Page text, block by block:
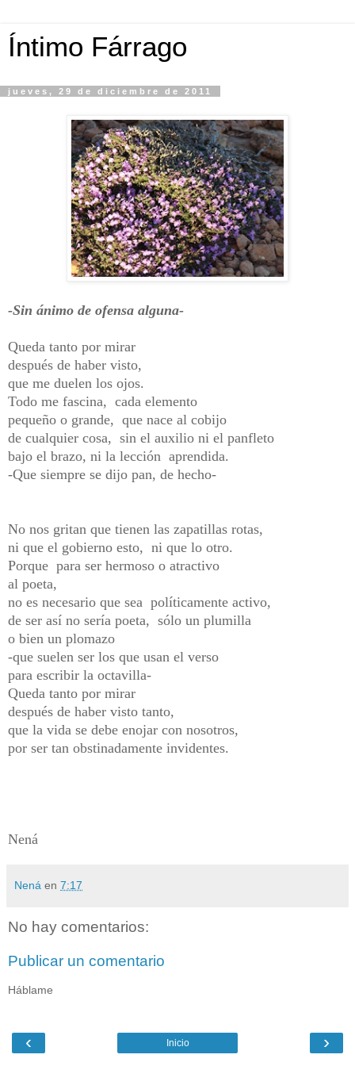
Íntimo Fárrago
jueves, 29 de diciembre de 2011
-Sin ánimo de ofensa alguna-
Queda tanto por mirar
después de haber visto,
que me duelen los ojos.
Todo me fascina, cada elemento
pequeño o grande, que nace al cobijo
de cualquier cosa, sin el auxilio ni el panfleto
bajo el brazo, ni la lección aprendida.
-Que siempre se dijo pan, de hecho-
No nos gritan que tienen las zapatillas rotas,
ni que el gobierno esto, ni que lo otro.
Porque para ser hermoso o atractivo
al poeta,
no es necesario que sea políticamente activo,
de ser así no sería poeta, sólo un plumilla
o bien un plomazo
-que suelen ser los que usan el verso
para escribir la octavilla-
Queda tanto por mirar
después de haber visto tanto,
que la vida se debe enojar con nosotros,
por ser tan obstinadamente invidentes.
Nená
Nená en 7:17
No hay comentarios:
Publicar un comentario
Háblame
‹ ›
Inicio